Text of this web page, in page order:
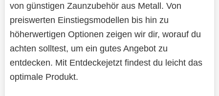
von günstigen Zaunzubehör aus Metall. Von
preiswerten Einstiegsmodellen bis hin zu
höherwertigen Optionen zeigen wir dir, worauf du
achten solltest, um ein gutes Angebot zu
entdecken. Mit Entdeckejetzt findest du leicht das
optimale Produkt.